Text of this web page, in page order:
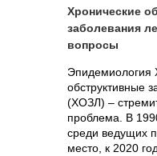
Хронические
заболевания
вопросы
Эпидемиология
обструктивные
(ХОЗЛ) –
проблема. В
среди ведущих
место, к 2020